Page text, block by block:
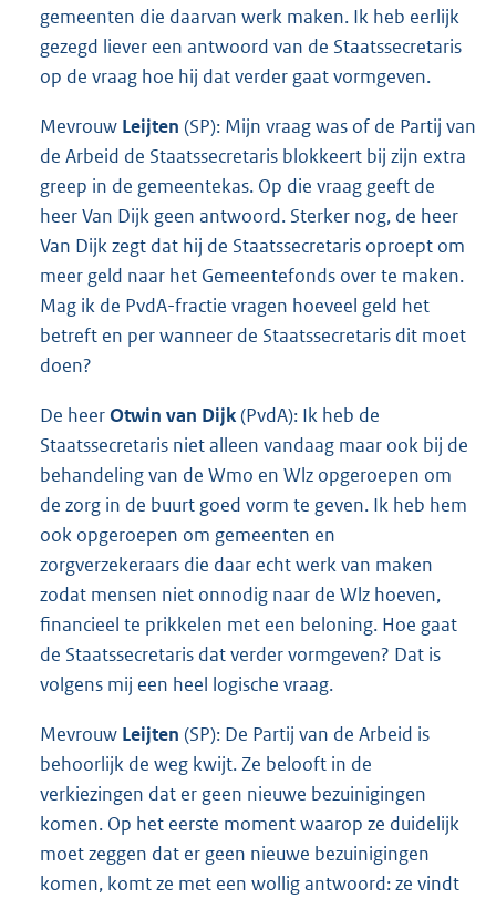
gemeenten die daarvan werk maken. Ik heb eerlijk
gezegd liever een antwoord van de Staatssecretaris
op de vraag hoe hij dat verder gaat vormgeven.
Mevrouw Leijten (SP): Mijn vraag was of de Partij van
de Arbeid de Staatssecretaris blokkeert bij zijn extra
greep in de gemeentekas. Op die vraag geeft de
heer Van Dijk geen antwoord. Sterker nog, de heer
Van Dijk zegt dat hij de Staatssecretaris oproept om
meer geld naar het Gemeentefonds over te maken.
Mag ik de PvdA-fractie vragen hoeveel geld het
betreft en per wanneer de Staatssecretaris dit moet
doen?
De heerOtwin van Dijk(PvdA): Ik heb de
Staatssecretaris niet alleen vandaag maar ook bij de
behandeling van de Wmo en Wlz opgeroepen om
de zorg in de buurt goed vorm te geven. Ik heb hem
ook opgeroepen om gemeenten en
zorgverzekeraars die daar echt werk van maken
zodat mensen niet onnodig naar de Wlz hoeven,
financieel te prikkelen met een beloning. Hoe gaat
de Staatssecretaris dat verder vormgeven? Dat is
volgens mij een heel logische vraag.
Mevrouw Leijten (SP): De Partij van de Arbeid is
behoorlijk de weg kwijt. Ze belooft in de
verkiezingen dat er geen nieuwe bezuinigingen
komen. Op het eerste moment waarop ze duidelijk
moet zeggen dat er geen nieuwe bezuinigingen
komen, komt ze met een wollig antwoord: ze vindt